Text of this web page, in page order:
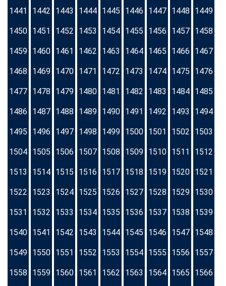
1441 1442 1443 1444 1445 1446 1447 1448 1449
1450 1451 1452 1453 1454 1455 1456 1457 1458
1459 1460 1461 1462 1463 1464 1465 1466 1467
1468 1469 1470 1471 1472 1473 1474 1475 1476
1477 1478 1479 1480 1481 1482 1483 1484 1485
1486 1487 1488 1489 1490 1491 1492 1493 1494
1495 1496 1497 1498 1499 1500 1501 1502 1503
1504 1505 1506 1507 1508 1509 1510 1511 1512
1513 1514 1515 1516 1517 1518 1519 1520 1521
1522 1523 1524 1525 1526 1527 1528 1529 1530
1531 1532 1533 1534 1535 1536 1537 1538 1539
1540 1541 1542 1543 1544 1545 1546 1547 1548
1549 1550 1551 1552 1553 1554 1555 1556 1557
1558 1559 1560 1561 1562 1563 1564 1565 1566